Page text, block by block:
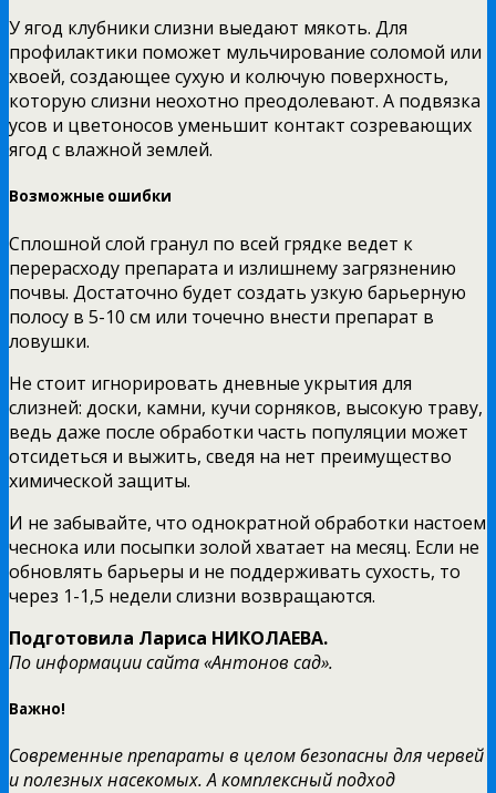
У ягод клубники слизни выедают мякоть. Для
профилактики поможет мульчирование соломой или
хвоей, создающее сухую и колючую поверхность,
которую слизни неохотно преодолевают. А подвязка
усов и цветоносов уменьшит контакт созревающих
ягод с влажной землей.
Возможные ошибки
Сплошной слой гранул по всей грядке ведет к
перерасходу препарата и излишнему загрязнению
почвы. Достаточно будет создать узкую барьерную
полосу в 5-10 см или точечно внести препарат в
ловушки.
Не стоит игнорировать дневные укрытия для
слизней: доски, камни, кучи сорняков, высокую траву,
ведь даже после обработки часть популяции может
отсидеться и выжить, сведя на нет преимущество
химической защиты.
И не забывайте, что однократной обработки настоем
чеснока или посыпки золой хватает на месяц. Если не
обновлять барьеры и не поддерживать сухость, то
через 1-1,5 недели слизни возвращаются.
Подготовила Лариса НИКОЛАЕВА.
По информации сайта «Антонов сад».
Важно!
Современные препараты в целом безопасны для червей
и полезных насекомых. А комплексный подход